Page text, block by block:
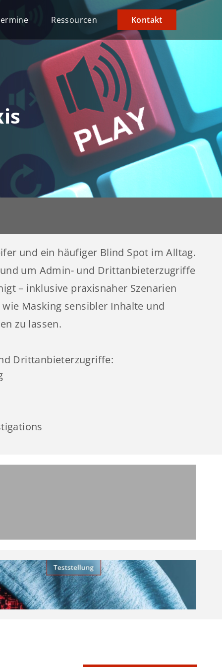
Ressourcen Kontakt
und ein häufiger Blind Spot im Alltag.
um Admin- und Drittanbieterzugriffe
– inklusive praxisnaher Szenarien
Masking sensibler Inhalte und
zu lassen.
Drittanbieterzugriffe: